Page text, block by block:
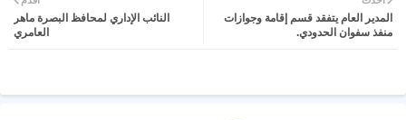
ter atsa
المدير العام يتفقد قسم إقامة وجوازات
منفذ سفوان الحدودي.
النائب الإداري لمحافظ البصرة ماهر
العامري